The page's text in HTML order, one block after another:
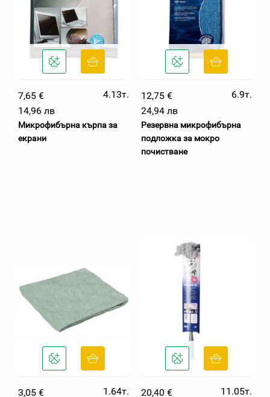
7,65 €
4.13т.
14,96 лв
Микрофибърна кърпа за
екрани
12,75 €
6.9т.
24,94 лв
Резервна микрофибърна
подложка за мокро
почистване
3,05 € 1.64т. 20,40 € 11.05т.